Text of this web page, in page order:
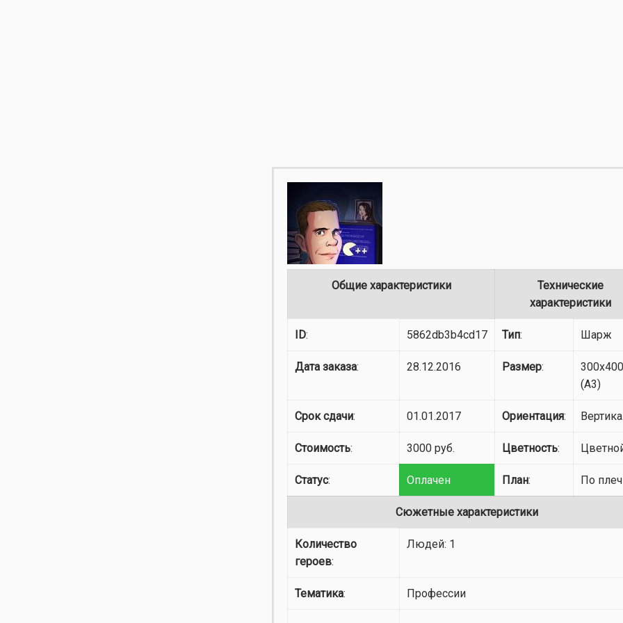
Общие характеристики
Технические
характеристики
ID: 5862db3b4cd17 Тип: Шарж
Дата заказа: 28.12.2016 Размер:
300x400
(A3)
Срок сдачи: 01.01.2017 Ориентация:
Стоимость: 3000 руб. Цветность:
Статус: Оплачен План: По
Сюжетные характеристики
Количество
героев:
Людей: 1
Тематика: Профессии